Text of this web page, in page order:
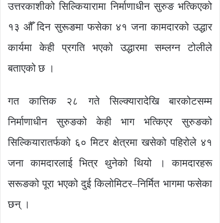
उत्तरकाशीको सिल्कियारामा निर्माणाधीन सुरुङ भत्किएको
१३ औँ दिन सुरूङमा फसेका ४१ जना कामदारको उद्धार
कार्यमा केही प्रगति भएको उद्धारमा सम्लग्न टोलीले
बताएको छ ।
गत कात्तिक २८ गते सिल्क्यारादेखि बारकोटसम्म
निर्माणाधीन सुरुङको केही भाग भत्किएर सुरुङको
सिल्कियारातर्फको ६० मिटर क्षेत्रमा खसेको पहिरोले ४१
जना कामदारलाई भित्र थुनेको थियो । कामदारहरू
सरूङको पूरा भएको दुई किलोमिटर–निर्मित भागमा फसेका
छन् ।